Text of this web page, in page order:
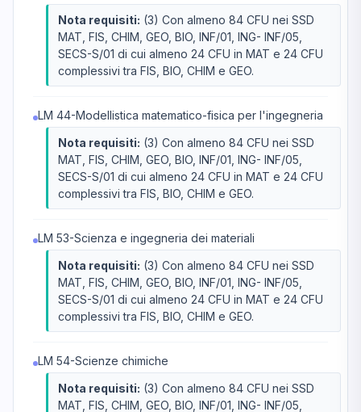
Nota requisiti: (3) Con almeno 84 CFU nei SSD
MAT, FIS, CHIM, GEO, BIO, INF/01, ING- INF/05,
SECS-S/01 di cui almeno 24 CFU in MAT e 24 CFU
complessivi tra FIS, BIO, CHIM e GEO.
LM 44-Modellistica matematico-fisica per l'ingegneria
Nota requisiti: (3) Con almeno 84 CFU nei SSD
MAT, FIS, CHIM, GEO, BIO, INF/01, ING- INF/05,
SECS-S/01 di cui almeno 24 CFU in MAT e 24 CFU
complessivi tra FIS, BIO, CHIM e GEO.
LM 53-Scienza e ingegneria dei materiali
Nota requisiti: (3) Con almeno 84 CFU nei SSD
MAT, FIS, CHIM, GEO, BIO, INF/01, ING- INF/05,
SECS-S/01 di cui almeno 24 CFU in MAT e 24 CFU
complessivi tra FIS, BIO, CHIM e GEO.
LM 54-Scienze chimiche
Nota requisiti: (3) Con almeno 84 CFU nei SSD
MAT, FIS, CHIM, GEO, BIO, INF/01, ING- INF/05,